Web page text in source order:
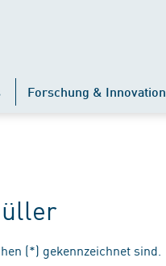
Forschung & Innovation
(*) gekennzeichnet sind.